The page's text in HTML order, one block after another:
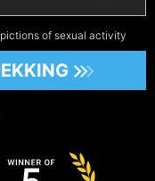
of sexual activity